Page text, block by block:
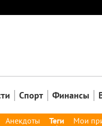
Спорт Финансы
Анекдоты Теги Мои